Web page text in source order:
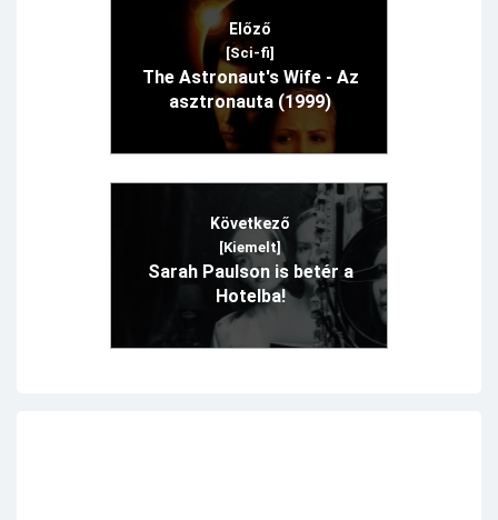
Előző
[Sci-fi]
The Astronaut's Wife - Az
asztronauta (1999)
Következő
[Kiemelt]
Sarah Paulson is betér a
Hotelba!